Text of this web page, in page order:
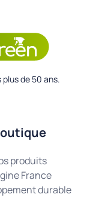
de 50 ans.
produits
France
durable